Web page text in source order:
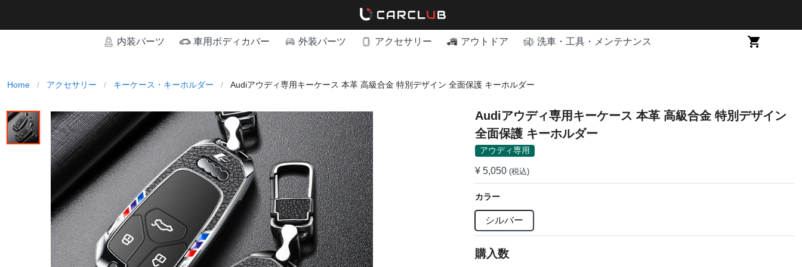
内装パーツ 車用ボディカバー 外装パーツ アクセサリー アウトドア 洗車・工具・メンテナンス
Home / アクセサリー / キーケース・キーホルダー / Audiアウディ専用キーケース 本革 高級合金 特別デザイン 全面保護 キーホルダー
Audiアウディ専用キーケース 本革 高級合金 特別デザイン
全面保護 キーホルダー
アウディ専用
¥ 5,050 (税込)
カラー
シルバー
購入数